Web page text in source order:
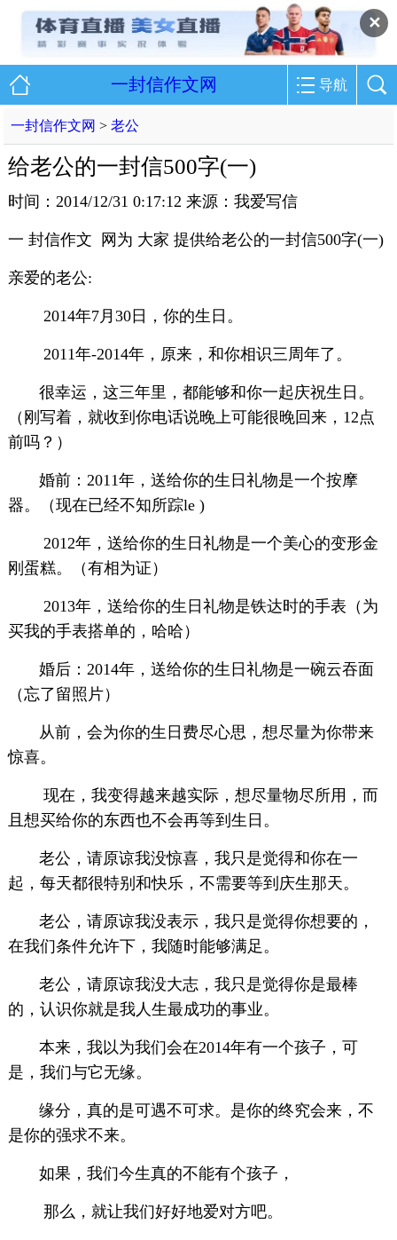
✕
一封信作文网 导航
一封信作文网 >老公
给老公的一封信500字(一)
时间：2014/12/31 0:17:12 来源：我爱写信
一 封信作文 网为 大家 提供给老公的一封信500字(一)
亲爱的老公:
2014年7月30日，你的生日。
2011年-2014年，原来，和你相识三周年了。
很幸运，这三年里，都能够和你一起庆祝生日。
（刚写着，就收到你电话说晚上可能很晚回来，12点
前吗？）
婚前：2011年，送给你的生日礼物是一个按摩
器。（现在已经不知所踪le )
2012年，送给你的生日礼物是一个美心的变形金
刚蛋糕。（有相为证）
2013年，送给你的生日礼物是铁达时的手表（为
买我的手表搭单的，哈哈）
婚后：2014年，送给你的生日礼物是一碗云吞面
（忘了留照片）
从前，会为你的生日费尽心思，想尽量为你带来
惊喜。
现在，我变得越来越实际，想尽量物尽所用，而
且想买给你的东西也不会再等到生日。
老公，请原谅我没惊喜，我只是觉得和你在一
起，每天都很特别和快乐，不需要等到庆生那天。
老公，请原谅我没表示，我只是觉得你想要的，
在我们条件允许下，我随时能够满足。
老公，请原谅我没大志，我只是觉得你是最棒
的，认识你就是我人生最成功的事业。
本来，我以为我们会在2014年有一个孩子，可
是，我们与它无缘。
缘分，真的是可遇不可求。是你的终究会来，不
是你的强求不来。
如果，我们今生真的不能有个孩子，
那么，就让我们好好地爱对方吧。